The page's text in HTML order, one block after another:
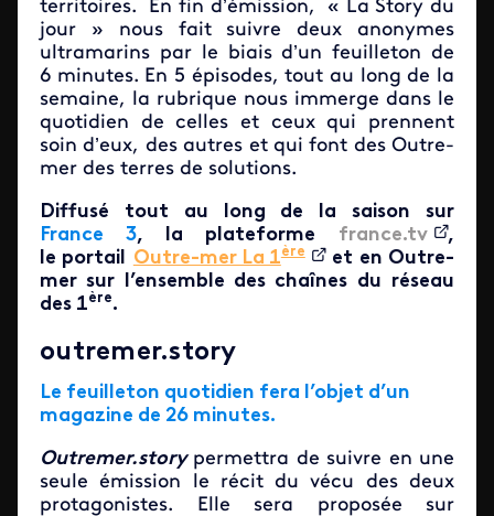
territoires. En fin d’émission, « La Story du
jour » nous fait suivre deux anonymes
ultramarins par le biais d’un feuilleton de
6 minutes. En 5 épisodes, tout au long de la
semaine, la rubrique nous immerge dans le
quotidien de celles et ceux qui prennent
soin d’eux, des autres et qui font des Outre-
mer des terres de solutions.
Diffusé tout au long de la saison sur
France 3, la plateforme france.tv
,
le portail Outre-mer La 1ère
et en Outre-
mer sur l’ensemble des chaînes du réseau
des 1ère.
outremer.story
Le feuilleton quotidien fera l’objet d’un
magazine de 26 minutes.
Outremer.storypermettra de suivre en une
seule émission le récit du vécu des deux
protagonistes. Elle sera proposée sur